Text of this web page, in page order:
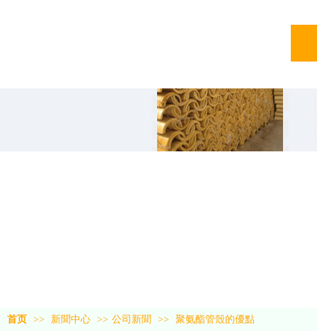
首页 >> 新聞中心 >> 公司新聞 >> 聚氨酯管殼的優點